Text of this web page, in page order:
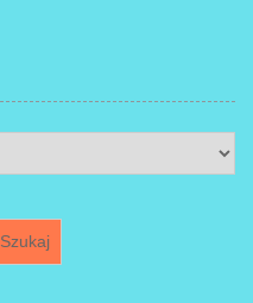
Szukaj